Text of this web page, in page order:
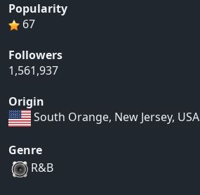
Popularity
67
Followers
1,561,937
Origin
South Orange, New Jersey, USA
Genre
R&B